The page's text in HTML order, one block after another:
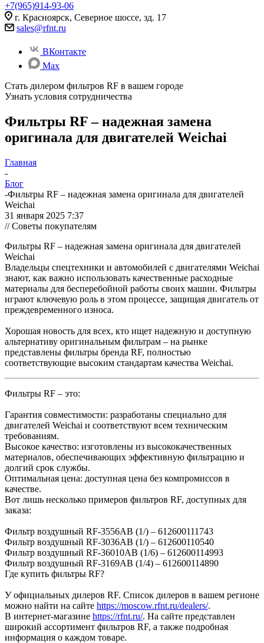
+7(965)914-93-06
г. Красноярск, Северное шоссе, зд. 17
sales@rfnt.ru
ВКонтакте
Max
Стать дилером фильтров RF в вашем городе
Узнать условия сотрудничества
Фильтры RF – надежная замена
оригинала для двигателей Weichai
Главная
-
Блог
-Фильтры RF – надежная замена оригинала для двигателей
Weichai
31 января 2025 7:37
// Советы покупателям
Фильтры RF – надежная замена оригинала для двигателей
Weichai
Владельцы спецтехники и автомобилей с двигателями Weichai
знают, как важно использовать качественные расходные
материалы для бесперебойной работы своих машин. Фильтры
играют ключевую роль в этом процессе, защищая двигатель от
преждевременного износа.
Хорошая новость для всех, кто ищет надежную и доступную
альтернативу оригинальным фильтрам – на рынке
представлены фильтры бренда RF, полностью
соответствующие высоким стандартам качества Weichai.
Фильтры RF – это:
Гарантия совместимости: разработаны специально для
двигателей Weichai и соответствуют всем техническим
требованиям.
Высокое качество: изготовлены из высококачественных
материалов, обеспечивающих эффективную фильтрацию и
долгий срок службы.
Оптимальная цена: доступная цена без компромиссов в
качестве.
Вот лишь несколько примеров фильтров RF, доступных для
заказа:
Фильтр воздушный RF-3556AB (1/) – 612600111743
Фильтр воздушный RF-3036AB (1/) – 612600110540
Фильтр воздушный RF-36010AB (1/6) – 612600114993
Фильтр воздушный RF-3169AB (1/4) – 612600114890
Где купить фильтры RF?
У официальных дилеров RF. Список дилеров в вашем регионе
можно найти на сайте https://moscow.rfnt.ru/dealers/.
В интернет-магазине https://rfnt.ru/. На сайте представлен
широкий ассортимент фильтров RF, а также подробная
информация о каждом товаре.